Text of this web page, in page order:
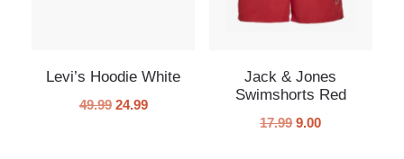
Levi’s Hoodie White
49.99 24.99
Jack & Jones
Swimshorts Red
17.99 9.00